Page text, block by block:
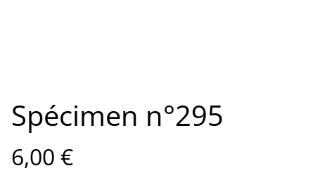
Spécimen n°295
6,00 €